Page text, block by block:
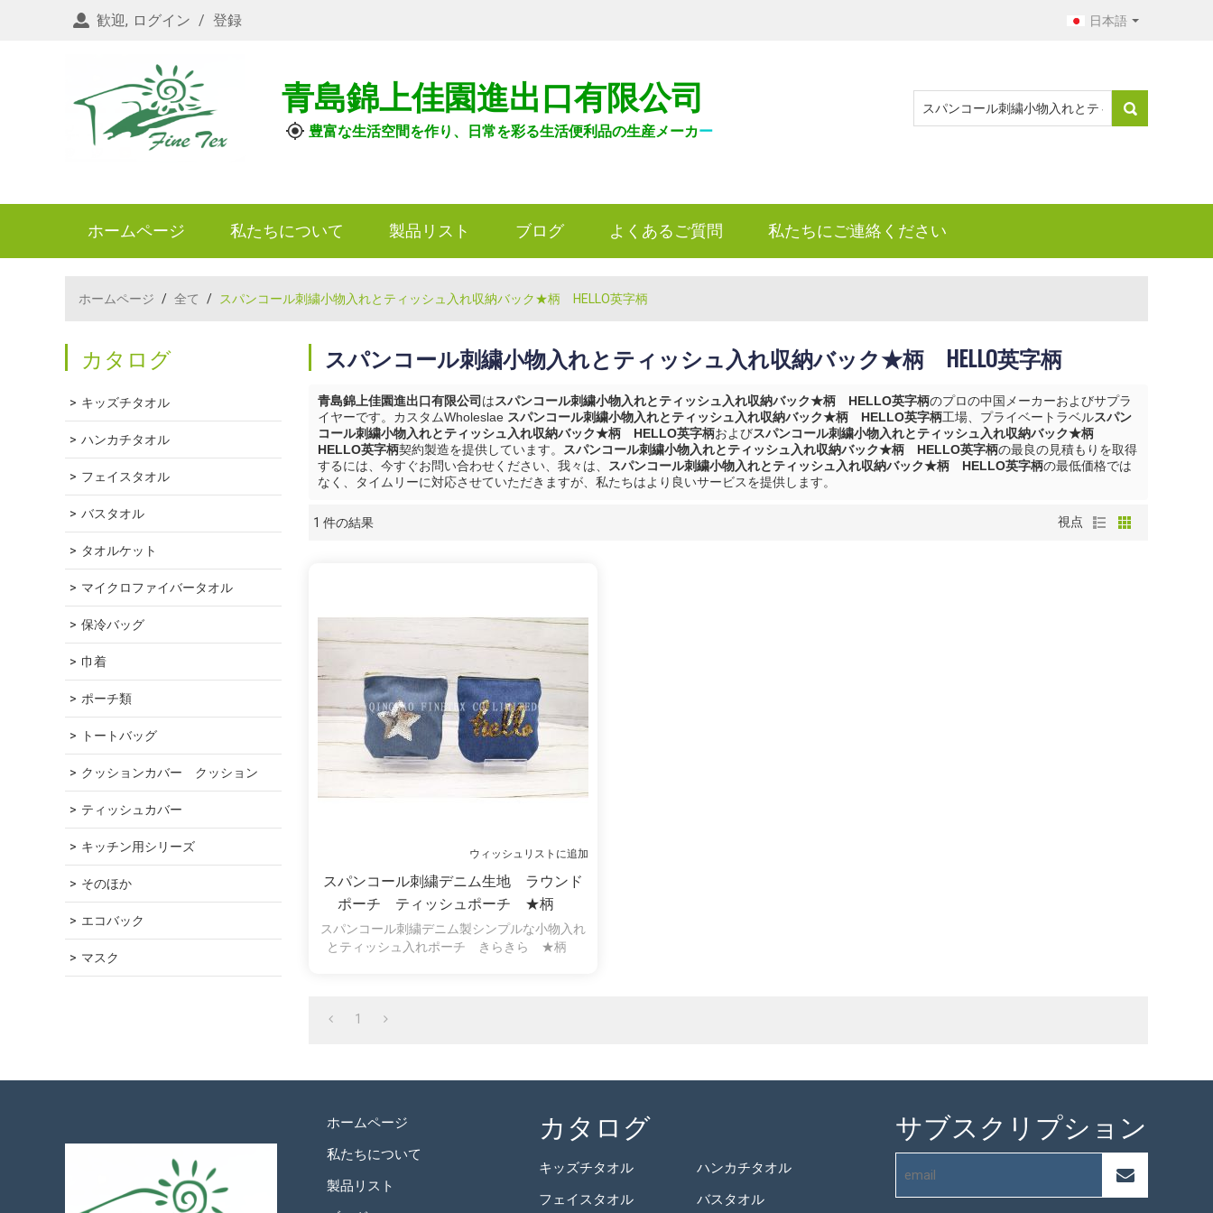
歓迎, ログイン / 登録 日本語
青島錦上佳園進出口有限公司
豊富な生活空間を作り、日常を彩る生活便利品の生産メーカー
ホームページ 私たちについて 製品リスト ブログ よくあるご質問 私たちにご連絡ください
ホームページ / 全て / スパンコール刺繍小物入れとティッシュ入れ収納バック★柄 HELLO英字柄
カタログ
キッズチタオル
ハンカチタオル
フェイスタオル
バスタオル
タオルケット
マイクロファイバータオル
保冷バッグ
巾着
ポーチ類
トートバッグ
クッションカバー　クッション
ティッシュカバー
キッチン用シリーズ
そのほか
エコバック
マスク
スパンコール刺繍小物入れとティッシュ入れ収納バック★柄 HELLO英字柄
青島錦上佳園進出口有限公司 はスパンコール刺繍小物入れとティッシュ入れ収納バック★柄 HELLO英字柄のプロの中国メーカーおよびサプラ
イヤーです。カスタムWholeslae スパンコール刺繍小物入れとティッシュ入れ収納バック★柄 HELLO英字柄工場、プライベートラベルスパン
コール刺繍小物入れとティッシュ入れ収納バック★柄 HELLO英字柄およびスパンコール刺繍小物入れとティッシュ入れ収納バック★柄
HELLO英字柄契約製造を提供しています。 スパンコール刺繍小物入れとティッシュ入れ収納バック★柄 HELLO英字柄の最良の見積もりを取得
するには、今すぐお問い合わせください、我々は、
スパンコール刺繍小物入れとティッシュ入れ収納バック★柄 HELLO英字柄の最低価格では
なく、タイムリーに対応させていただきますが、私たちはより良いサービスを提供します。
1 件の結果 視点
ウィッシュリストに追加
スパンコール刺繍デニム生地 ラウンド
ポーチ ティッシュポーチ ★柄
HELLO英字柄
スパンコール刺繍デニム製シンプルな小物入れ
とティッシュ入れポーチ きらきら ★柄
1
ホームページ
私たちについて
製品リスト
カタログ
キッズチタオル
ハンカチタオル
フェイスタオル
バスタオル
サブスクリプション